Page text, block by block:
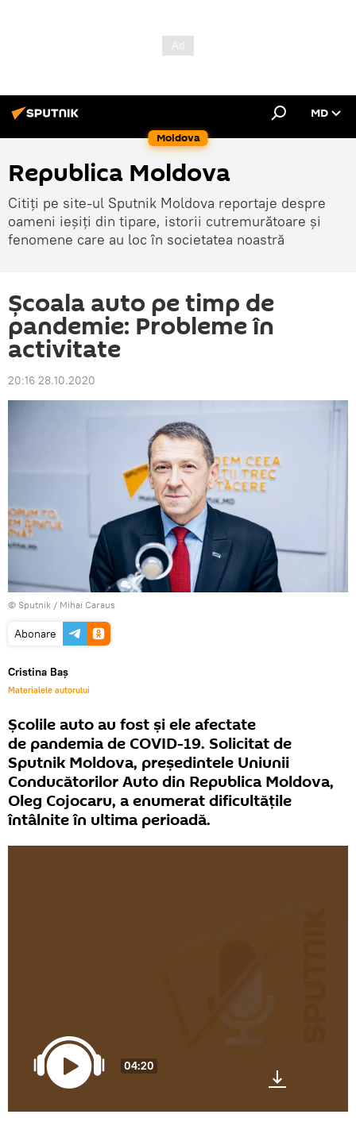
Moldova
MD
Republica Moldova
Citiți pe site-ul Sputnik Moldova reportaje despre
oameni ieșiți din tipare, istorii cutremurătoare și
fenomene care au loc în societatea noastră
Școala auto pe timp de
pandemie: Probleme în
activitate
20:16 28.10.2020
© Sputnik / Mihai Caraus
Abonare
Cristina Baș
Materialele autorului
Școlile auto au fost și ele afectate
de pandemia de COVID-19. Solicitat de
Sputnik Moldova, președintele Uniunii
Conducătorilor Auto din Republica Moldova,
Oleg Cojocaru, a enumerat dificultățile
întâlnite în ultima perioadă.
04:20